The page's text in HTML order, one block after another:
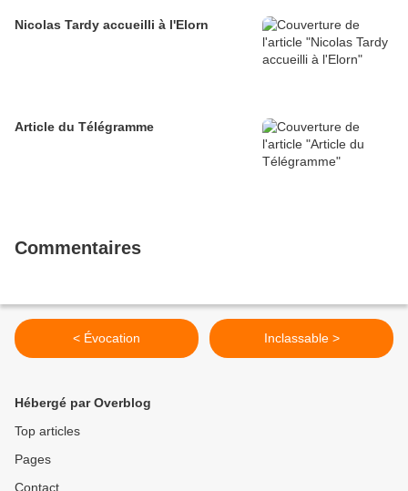
Nicolas Tardy accueilli à l'Elorn
Article du Télégramme
Commentaires
< Évocation Inclassable >
Hébergé par Overblog
Top articles
Pages
Contact